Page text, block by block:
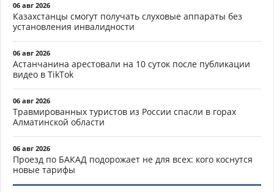
06 авг 2026
Казахстанцы смогут получать слуховые аппараты без
установления инвалидности
06 авг 2026
Астанчанина арестовали на 10 суток после публикации
видео в TikTok
06 авг 2026
Травмированных туристов из России спасли в горах
Алматинской области
06 авг 2026
Проезд по БАКАД подорожает не для всех: кого коснутся
новые тарифы